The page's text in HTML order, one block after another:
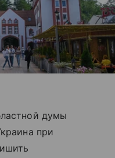
думы
при